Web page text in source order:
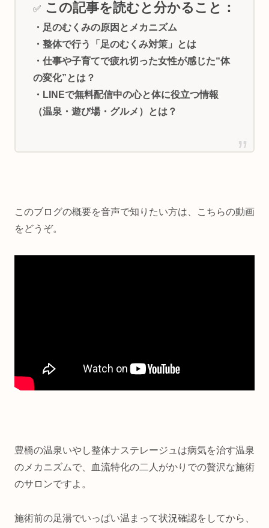
✅ この記事を読むと分かること：
・足のむくみの原因とメカニズム
・整体で行う「足のむくみ対策」とは
・仕事や子育てで疲れ切った女性が感じた“体
の変化”とは？
・LINEで無料配信中の心と体に役立つ情報
（温泉・遊び場・グルメ）とは？
このブログの概要を音声で知りたい方は、こちらの動画
をどうぞ。
豊橋の温泉いやし整体ナステレージュは病気を治す温泉
のメカニズムで、血流特化の二人がかりでの贅沢な施術
のサロンですよ。
施術前の足湯でいっぱい温まって状況確認をしてから、